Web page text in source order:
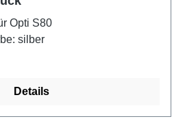
Opti S80
silber
Details